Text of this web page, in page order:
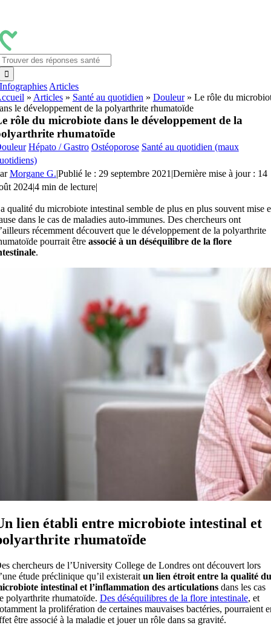
contenu
Infographies Articles
» Articles» Santé au quotidien » Douleur» Le rôle du
le développement de la polyarthrite rhumatoïde
rôle du microbiote dans le développement de la
rhumatoïde
Hépato / Gastro Ostéoporose Santé au quotidien (maux
Morgane G.|Publié le : 29 septembre 2021 |Dernière mise à jour : 14
2024|4 min de lecture|
qualité du microbiote intestinal semble de plus en plus souvent mise
dans le cas de maladies auto-immunes. Des chercheurs ont
récemment découvert que le développement de la polyarthrite
pourrait être associé à un déséquilibre de la flore
.
lien établi entre microbiote intestinal et
rhumatoïde
chercheurs de l’University College de Londres ont découvert lors
étude préclinique qu’il existerait un lien étroit entre la qualité du
intestinal et l’inflammation des articulationsdans les cas
polyarthrite rhumatoïde. Des déséquilibres de la flore intestinale, et
la prolifération de certaines mauvaises bactéries, pourraient
être associé à la maladie et jouer un rôle dans sa gravité.